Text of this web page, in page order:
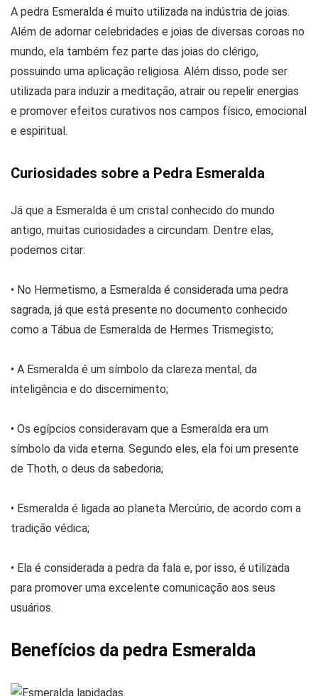
A pedra Esmeralda é muito utilizada na indústria de joias.
Além de adornar celebridades e joias de diversas coroas no
mundo, ela também fez parte das joias do clérigo,
possuindo uma aplicação religiosa. Além disso, pode ser
utilizada para induzir a meditação, atrair ou repelir energias
e promover efeitos curativos nos campos físico, emocional
e espiritual.
Curiosidades sobre a Pedra Esmeralda
Já que a Esmeralda é um cristal conhecido do mundo
antigo, muitas curiosidades a circundam. Dentre elas,
podemos citar:
• No Hermetismo, a Esmeralda é considerada uma pedra
sagrada, já que está presente no documento conhecido
como a Tábua de Esmeralda de Hermes Trismegisto;
• A Esmeralda é um símbolo da clareza mental, da
inteligência e do discernimento;
• Os egípcios consideravam que a Esmeralda era um
símbolo da vida eterna. Segundo eles, ela foi um presente
de Thoth, o deus da sabedoria;
• Esmeralda é ligada ao planeta Mercúrio, de acordo com a
tradição védica;
• Ela é considerada a pedra da fala e, por isso, é utilizada
para promover uma excelente comunicação aos seus
usuários.
Benefícios da pedra Esmeralda